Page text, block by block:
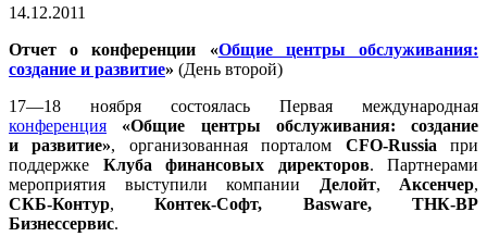
14.12.2011
Отчет о конференции «Общие центры обслуживания:
создание и развитие» (День второй)
17—18 ноября состоялась Первая международная
конференция
«Общие центры обслуживания: создание
и развитие», организованная порталом CFO-Russia при
поддержке Клуба финансовых директоров. Партнерами
мероприятия выступили компании
Делойт, Аксенчер,
СКБ-Контур,Контек-Софт, Basware,ТНК-ВР
Бизнессервис.